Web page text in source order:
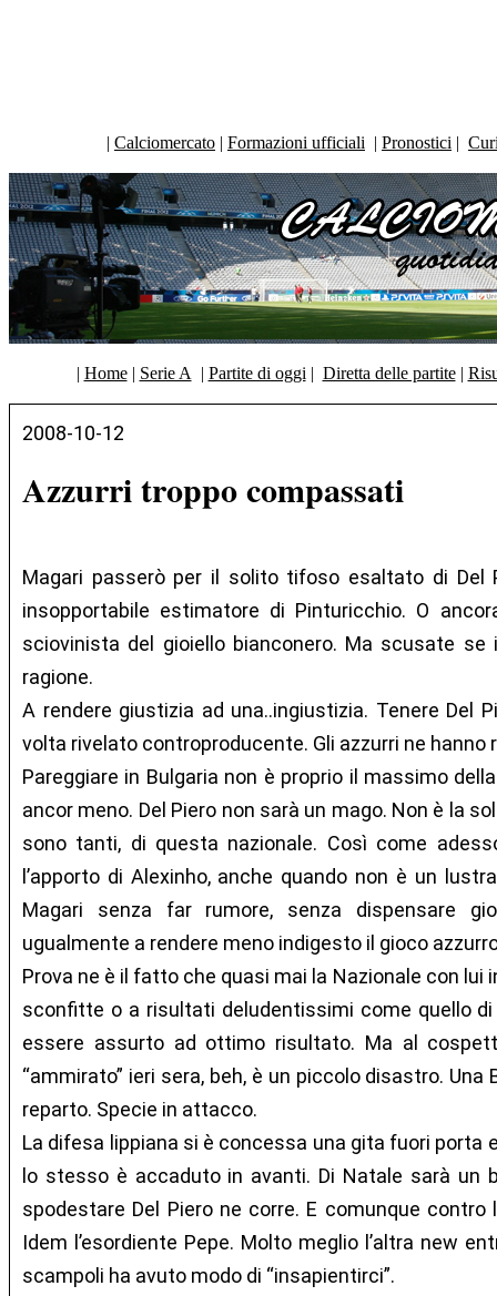
| Calciomercato | Formazioni ufficiali | Pronostici |
| Home| Serie A | Partite di oggi | Diretta delle partite|
2008-10-12
Azzurri troppo compassati
Magari passerò per il solito tifoso esaltato di Del
insopportabile estimatore di Pinturicchio. O
sciovinista del gioiello bianconero. Ma scusate
ragione.
A rendere giustizia ad una..ingiustizia. Tenere Del
volta rivelato controproducente. Gli azzurri ne hanno
Pareggiare in Bulgaria non è proprio il massimo
ancor meno. Del Piero non sarà un mago. Non è la
sono tanti, di questa nazionale. Così come
l’apporto di Alexinho, anche quando non è un
Magari senza far rumore, senza dispensare
ugualmente a rendere meno indigesto il gioco
Prova ne è il fatto che quasi mai la Nazionale con lui
sconfitte o a risultati deludentissimi come quello
essere assurto ad ottimo risultato. Ma al
“ammirato” ieri sera, beh, è un piccolo disastro. Una
reparto. Specie in attacco.
La difesa lippiana si è concessa una gita fuori porta
lo stesso è accaduto in avanti. Di Natale sarà un
spodestare Del Piero ne corre. E comunque contro
Idem l’esordiente Pepe. Molto meglio l’altra new
scampoli ha avuto modo di “insapientirci”.